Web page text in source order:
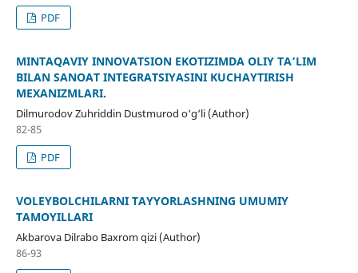
PDF
MINTAQAVIY INNOVATSION EKOTIZIMDA OLIY TA’LIM
BILAN SANOAT INTEGRATSIYASINI KUCHAYTIRISH
MEXANIZMLARI.
Dilmurodov Zuhriddin Dustmurod o‘g‘li (Author)
82-85
PDF
VOLEYBOLCHILARNI TAYYORLASHNING UMUMIY
TAMOYILLARI
Akbarova Dilrabo Baxrom qizi (Author)
86-93